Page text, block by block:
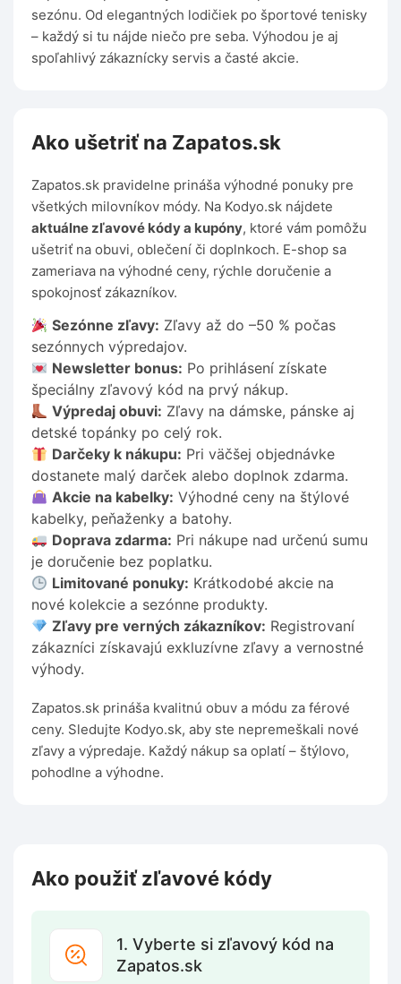
sezónu. Od elegantných lodičiek po športové tenisky
– každý si tu nájde niečo pre seba. Výhodou je aj
spoľahlivý zákaznícky servis a časté akcie.
Ako ušetriť na Zapatos.sk
Zapatos.sk pravidelne prináša výhodné ponuky pre
všetkých milovníkov módy. Na Kodyo.sk nájdete
aktuálne zľavové kódy a kupóny, ktoré vám pomôžu
ušetriť na obuvi, oblečení či doplnkoch. E-shop sa
zameriava na výhodné ceny, rýchle doručenie a
spokojnosť zákazníkov.
Sezónne zľavy: Zľavy až do –50 % počas
sezónnych výpredajov.
Newsletter bonus: Po prihlásení získate
špeciálny zľavový kód na prvý nákup.
Výpredaj obuvi: Zľavy na dámske, pánske aj
detské topánky po celý rok.
Darčeky k nákupu: Pri väčšej objednávke
dostanete malý darček alebo doplnok zdarma.
Akcie na kabelky: Výhodné ceny na štýlové
kabelky, peňaženky a batohy.
Doprava zdarma: Pri nákupe nad určenú sumu
je doručenie bez poplatku.
Limitované ponuky: Krátkodobé akcie na
nové kolekcie a sezónne produkty.
Zľavy pre verných zákazníkov: Registrovaní
zákazníci získavajú exkluzívne zľavy a vernostné
výhody.
Zapatos.sk prináša kvalitnú obuv a módu za férové
ceny. Sledujte Kodyo.sk, aby ste nepremeškali nové
zľavy a výpredaje. Každý nákup sa oplatí – štýlovo,
pohodlne a výhodne.
Ako použiť zľavové kódy
1. Vyberte si zľavový kód na
Zapatos.sk